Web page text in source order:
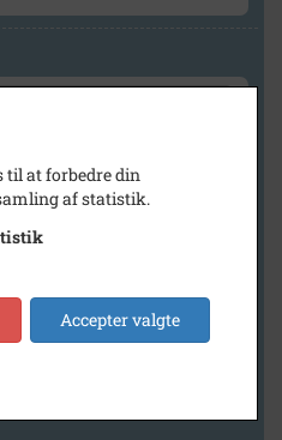
til at forbedre din
af statistik.
Accepter valgte